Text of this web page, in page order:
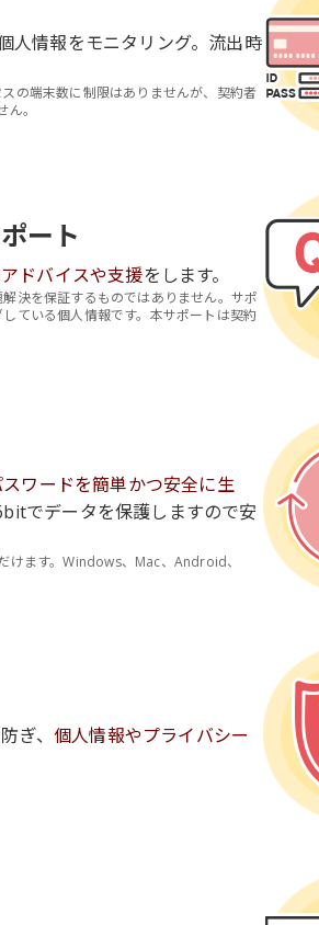
人情報をモニタリング。流出時
の端末数に制限はありませんが、契約者
。
ート
ドバイスや支援をします。
決を保証するものではありません。サポ
ている個人情報です。本サポートは契約
スワードを簡単かつ安全に生
でデータを保護しますので安
けます。Windows、Mac、Android、
ぎ、 個人情報やプライバシー